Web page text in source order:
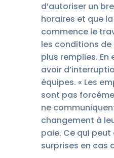
d’autoriser un
horaires et que
commence le
les conditions
plus remplies.
avoir
équipes. « Les
sont pas
ne
changement à
paie. Ce qui peut
surprises en cas